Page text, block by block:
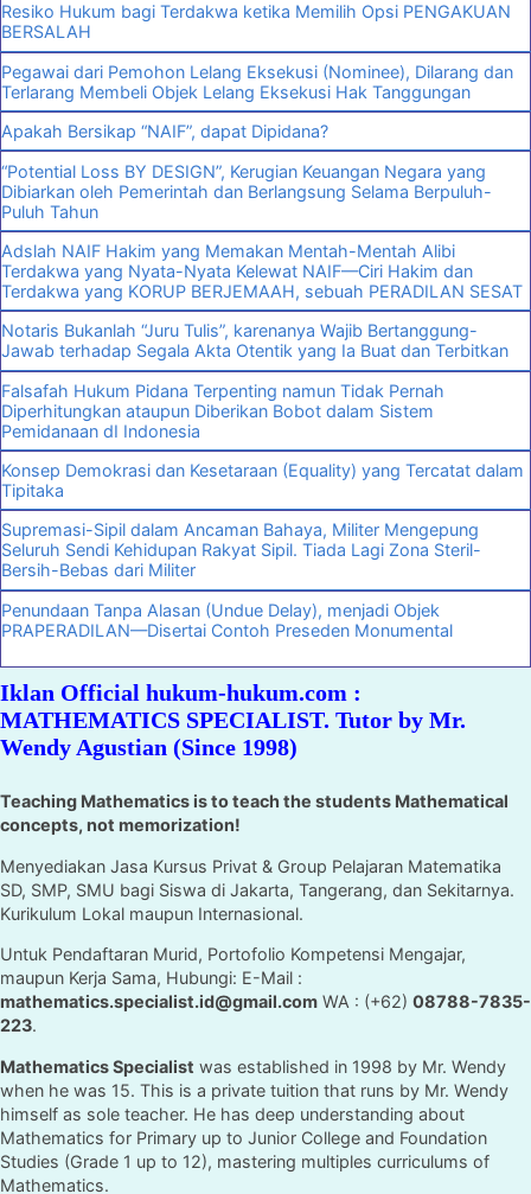
Resiko Hukum bagi Terdakwa ketika Memilih Opsi PENGAKUAN
BERSALAH
Pegawai dari Pemohon Lelang Eksekusi (Nominee), Dilarang dan
Terlarang Membeli Objek Lelang Eksekusi Hak Tanggungan
Apakah Bersikap “NAIF”, dapat Dipidana?
“Potential Loss BY DESIGN”, Kerugian Keuangan Negara yang
Dibiarkan oleh Pemerintah dan Berlangsung Selama Berpuluh-
Puluh Tahun
Adslah NAIF Hakim yang Memakan Mentah-Mentah Alibi
Terdakwa yang Nyata-Nyata Kelewat NAIF—Ciri Hakim dan
Terdakwa yang KORUP BERJEMAAH, sebuah PERADILAN SESAT
Notaris Bukanlah “Juru Tulis”, karenanya Wajib Bertanggung-
Jawab terhadap Segala Akta Otentik yang Ia Buat dan Terbitkan
Falsafah Hukum Pidana Terpenting namun Tidak Pernah
Diperhitungkan ataupun Diberikan Bobot dalam Sistem
Pemidanaan dI Indonesia
Konsep Demokrasi dan Kesetaraan (Equality) yang Tercatat dalam
Tipitaka
Supremasi-Sipil dalam Ancaman Bahaya, Militer Mengepung
Seluruh Sendi Kehidupan Rakyat Sipil. Tiada Lagi Zona Steril-
Bersih-Bebas dari Militer
Penundaan Tanpa Alasan (Undue Delay), menjadi Objek
PRAPERADILAN—Disertai Contoh Preseden Monumental
Iklan Official hukum-hukum.com :
MATHEMATICS SPECIALIST. Tutor by Mr.
Wendy Agustian (Since 1998)
Teaching Mathematics is to teach the students Mathematical
concepts, not memorization!
Menyediakan Jasa Kursus Privat & Group Pelajaran Matematika
SD, SMP, SMU bagi Siswa di Jakarta, Tangerang, dan Sekitarnya.
Kurikulum Lokal maupun Internasional.
Untuk Pendaftaran Murid, Portofolio Kompetensi Mengajar,
maupun Kerja Sama, Hubungi: E-Mail :
mathematics.specialist.id@gmail.com WA : (+62) 08788-7835-
223.
Mathematics Specialist was established in 1998 by Mr. Wendy
when he was 15. This is a private tuition that runs by Mr. Wendy
himself as sole teacher. He has deep understanding about
Mathematics for Primary up to Junior College and Foundation
Studies (Grade 1 up to 12), mastering multiples curriculums of
Mathematics.